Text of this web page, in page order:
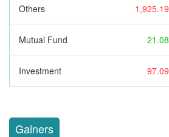
Others 1,925.19
Mutual Fund 21.08
Investment 97.09
Gainers